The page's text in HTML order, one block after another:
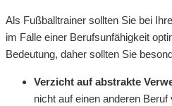
Als Fußballtrainer sollten Sie bei
im Falle einer Berufsunfähigkeit
Bedeutung, daher sollten Sie
Verzicht auf abstrakte
nicht auf einen anderen